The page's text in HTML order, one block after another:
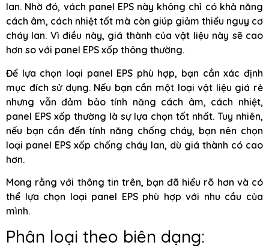
lan. Nhờ đó, vách panel EPS này không chỉ có khả năng
cách âm, cách nhiệt tốt mà còn giúp giảm thiểu nguy cơ
cháy lan. Vì điều này, giá thành của vật liệu này sẽ cao
hơn so với panel EPS xốp thông thường.
Để lựa chọn loại panel EPS phù hợp, bạn cần xác định
mục đích sử dụng. Nếu bạn cần một loại vật liệu giá rẻ
nhưng vẫn đảm bảo tính năng cách âm, cách nhiệt,
panel EPS xốp thường là sự lựa chọn tốt nhất. Tuy nhiên,
nếu bạn cần đến tính năng chống cháy, bạn nên chọn
loại panel EPS xốp chống cháy lan, dù giá thành có cao
hơn.
Mong rằng với thông tin trên, bạn đã hiểu rõ hơn và có
thể lựa chọn loại panel EPS phù hợp với nhu cầu của
mình.
Phân loại theo biên dạng: